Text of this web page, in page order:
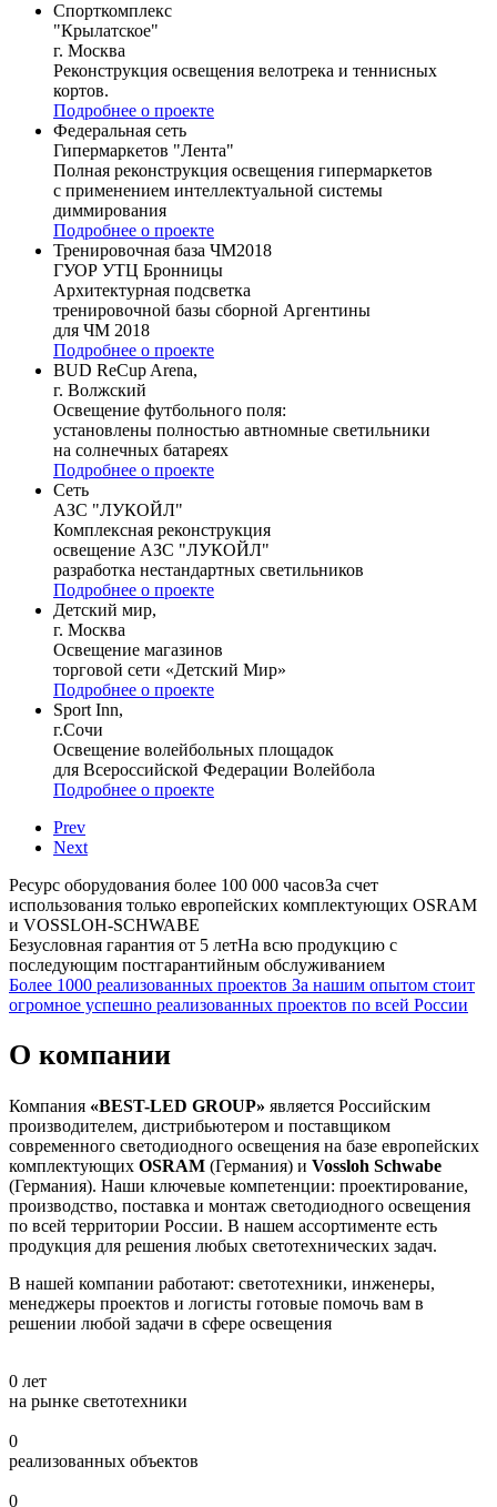
Спорткомплекс
"Крылатское"
г. Москва
Реконструкция освещения велотрека и теннисных
кортов.
Подробнее о проекте
Федеральная сеть
Гипермаркетов "Лента"
Полная реконструкция освещения гипермаркетов
с применением интеллектуальной системы
диммирования
Подробнее о проекте
Тренировочная база ЧМ2018
ГУОР УТЦ Бронницы
Архитектурная подсветка
тренировочной базы сборной Аргентины
для ЧМ 2018
Подробнее о проекте
BUD ReCup Arena,
г. Волжский
Освещение футбольного поля:
установлены полностью автномные светильники
на солнечных батареях
Подробнее о проекте
Сеть
АЗС "ЛУКОЙЛ"
Комплексная реконструкция
освещение АЗС "ЛУКОЙЛ"
разработка нестандартных светильников
Подробнее о проекте
Детский мир,
г. Москва
Освещение магазинов
торговой сети «Детский Мир»
Подробнее о проекте
Sport Inn,
г.Сочи
Освещение волейбольных площадок
для Всероссийской Федерации Волейбола
Подробнее о проекте
Prev
Next
Ресурс оборудования более 100 000 часовЗа счет
использования только европейских комплектующих OSRAM
и VOSSLOH-SCHWABE
Безусловная гарантия от 5 летНа всю продукцию с
последующим постгарантийным обслуживанием
Более 1000 реализованных проектов За нашим опытом стоит
огромное успешно реализованных проектов по всей России
О компании
Компания «BEST-LED GROUP» является Российским
производителем, дистрибьютером и поставщиком
современного светодиодного освещения на базе европейских
комплектующих OSRAM (Германия) и Vossloh Schwabe
(Германия). Наши ключевые компетенции: проектирование,
производство, поставка и монтаж светодиодного освещения
по всей территории России. В нашем ассортименте есть
продукция для решения любых светотехнических задач.
В нашей компании работают: светотехники, инженеры,
менеджеры проектов и логисты готовые помочь вам в
решении любой задачи в сфере освещения
0 лет
на рынке светотехники
0
реализованных объектов
0